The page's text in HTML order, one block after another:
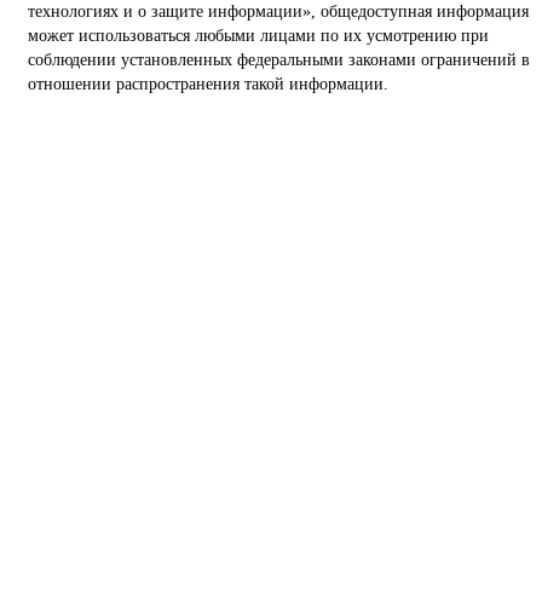
технологиях и о защите информации», общедоступная информация
может использоваться любыми лицами по их усмотрению при
соблюдении установленных федеральными законами ограничений в
отношении распространения такой информации.